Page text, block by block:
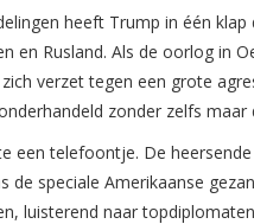
heeft Trump in één
en Rusland. Als de oorlog in
verzet tegen een grote
zonder zelfs
een telefoontje. De
de speciale Amerikaanse
luisterend naar